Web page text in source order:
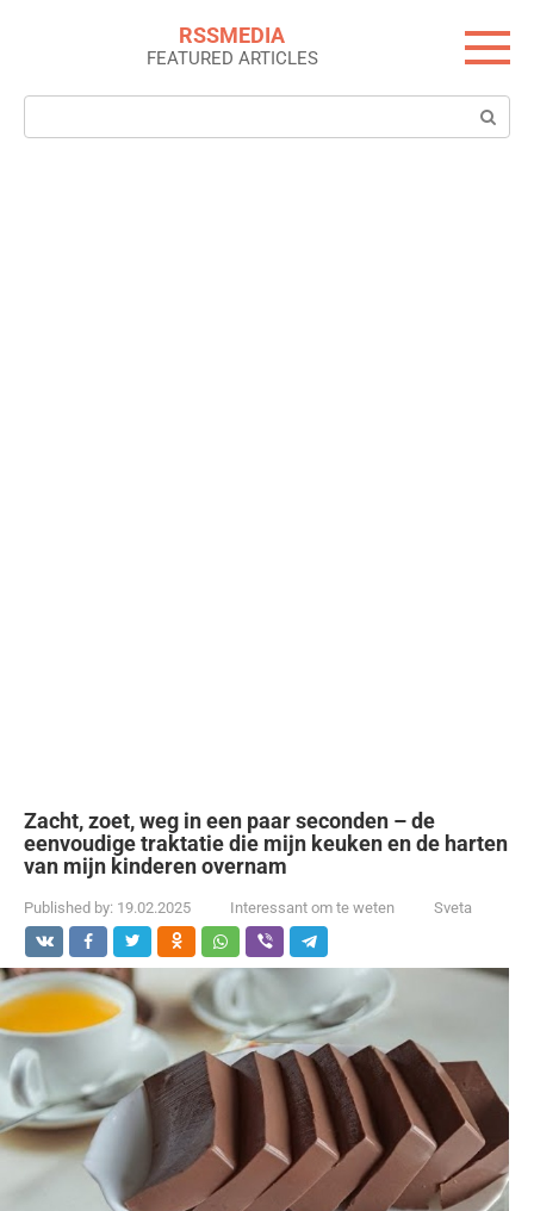
RSSMEDIA
FEATURED ARTICLES
Search:
Zacht, zoet, weg in een paar seconden – de
eenvoudige traktatie die mijn keuken en de harten
van mijn kinderen overnam
Published by: 19.02.2025 Interessant om te weten Sveta